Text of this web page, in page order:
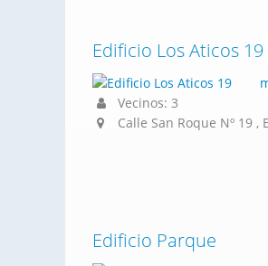
Edificio Los Aticos 19
Vecinos: 3
Calle San Roque Nº 19 ,
Edificio Parque